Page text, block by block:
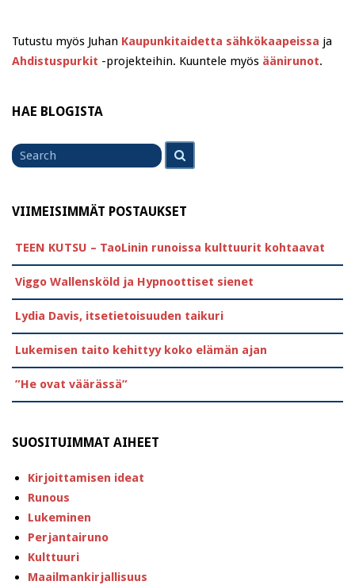
Tutustu myös Juhan Kaupunkitaidetta sähkökaapeissa ja
Ahdistuspurkit -projekteihin. Kuuntele myös äänirunot.
HAE BLOGISTA
Search
for
VIIMEISIMMÄT POSTAUKSET
TEEN KUTSU – TaoLinin runoissa kulttuurit kohtaavat
Viggo Wallensköld ja Hypnoottiset sienet
Lydia Davis, itsetietoisuuden taikuri
Lukemisen taito kehittyy koko elämän ajan
”He ovat väärässä”
SUOSITUIMMAT AIHEET
Kirjoittamisen ideat
Runous
Lukeminen
Perjantairuno
Kulttuuri
Maailmankirjallisuus